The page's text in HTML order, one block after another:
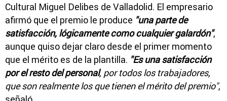
Cultural Miguel Delibes de Valladolid. El empresario
afirmó que el premio le produce "una parte de
satisfacción, lógicamente como cualquier galardón",
aunque quiso dejar claro desde el primer momento
que el mérito es de la plantilla. "Es una satisfacción
por el resto del personal, por todos los trabajadores,
que son realmente los que tienen el mérito del premio",